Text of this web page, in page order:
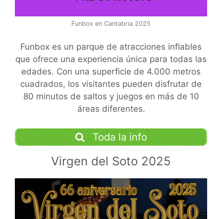
Funbox en Cantabria 2025
Funbox es un parque de atracciones inflables
que ofrece una experiencia única para todas las
edades. Con una superficie de 4.000 metros
cuadrados, los visitantes pueden disfrutar de
80 minutos de saltos y juegos en más de 10
áreas diferentes.
Toda la info
Virgen del Soto 2025